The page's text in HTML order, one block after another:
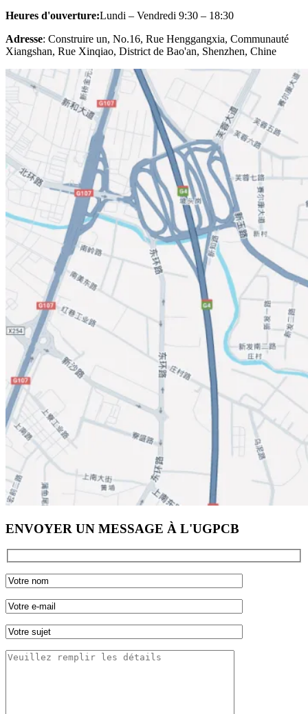
Heures d'ouverture:Lundi – Vendredi 9:30 – 18:30
Adresse: Construire un, No.16, Rue Henggangxia, Communauté
Xiangshan, Rue Xinqiao, District de Bao'an, Shenzhen, Chine
ENVOYER UN MESSAGE À L'UGPCB